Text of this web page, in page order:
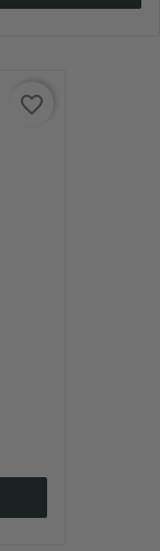
favorite_border